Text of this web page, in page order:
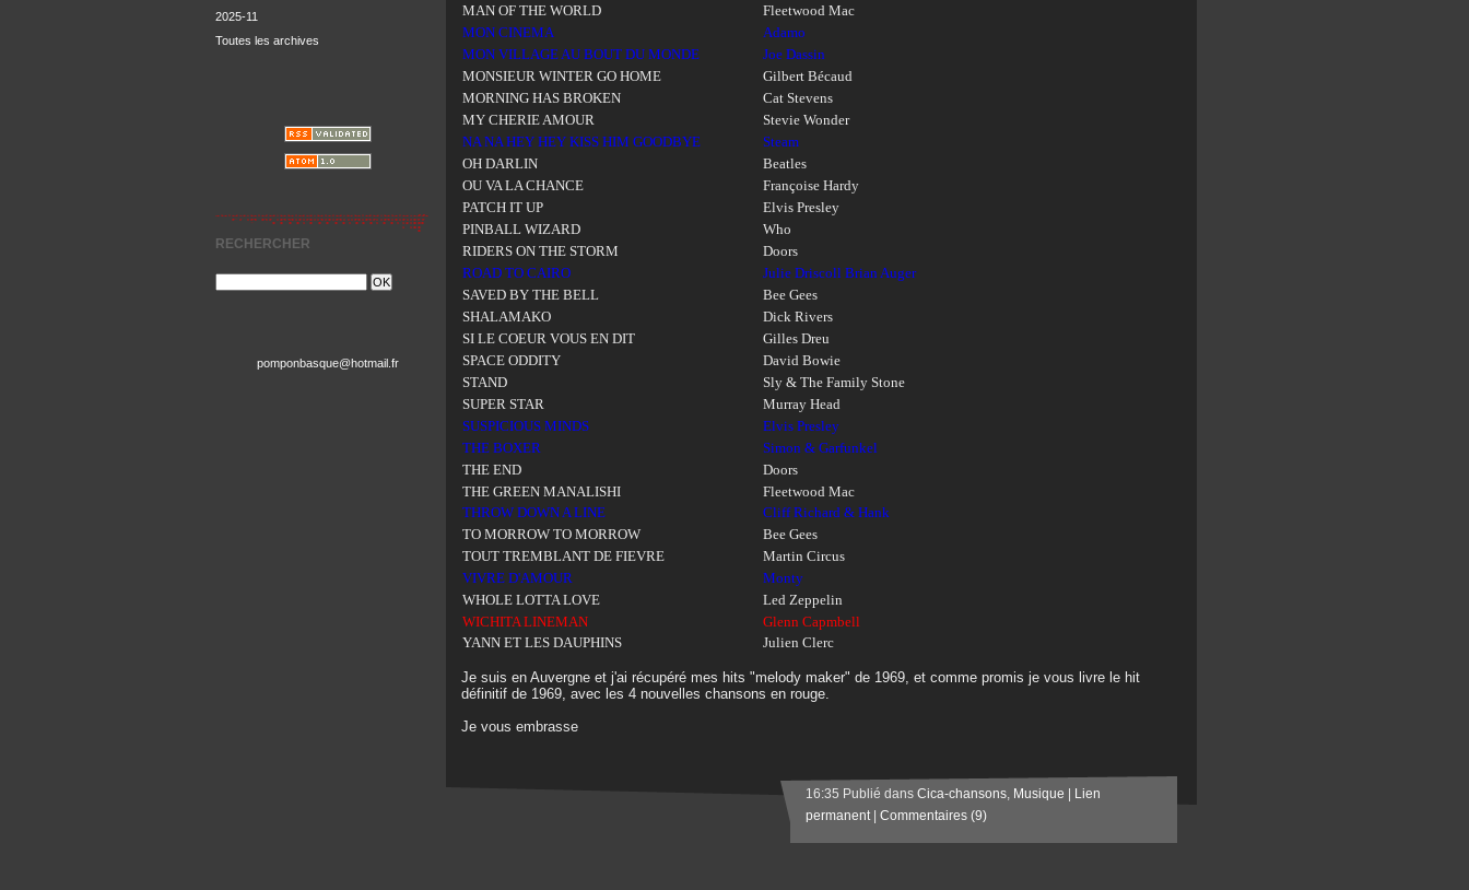
2025-11
Toutes les archives
RECHERCHER
pomponbasque@hotmail.fr
MAN OF THE WORLD
Fleetwood Mac
MON CINEMA
Adamo
MON VILLAGE AU BOUT DU MONDE
Joe Dassin
MONSIEUR WINTER GO HOME
Gilbert Bécaud
MORNING HAS BROKEN
Cat Stevens
MY CHERIE AMOUR
Stevie Wonder
NA NA HEY HEY KISS HIM GOODBYE
Steam
OH DARLIN
Beatles
OU VA LA CHANCE
Françoise Hardy
PATCH IT UP
Elvis Presley
PINBALL WIZARD
Who
RIDERS ON THE STORM
Doors
ROAD TO CAIRO
Julie Driscoll Brian Auger
SAVED BY THE BELL
Bee Gees
SHALAMAKO
Dick Rivers
SI LE COEUR VOUS EN DIT
Gilles Dreu
SPACE ODDITY
David Bowie
STAND
Sly & The Family Stone
SUPER STAR
Murray Head
SUSPICIOUS MINDS
Elvis Presley
THE BOXER
Simon & Garfunkel
THE END
Doors
THE GREEN MANALISHI
Fleetwood Mac
THROW DOWN A LINE
Cliff Richard & Hank
TO MORROW TO MORROW
Bee Gees
TOUT TREMBLANT DE FIEVRE
Martin Circus
VIVRE D'AMOUR
Monty
WHOLE LOTTA LOVE
Led Zeppelin
WICHITA LINEMAN
Glenn Capmbell
YANN ET LES DAUPHINS
Julien Clerc
Je suis en Auvergne et j'ai récupéré mes hits "melody maker" de 1969, et comme promis je vous livre le hit
définitif de 1969, avec les 4 nouvelles chansons en rouge.
Je vous embrasse
16:35 Publié dans Cica-chansons, Musique
Lien
permanent| Commentaires (9)